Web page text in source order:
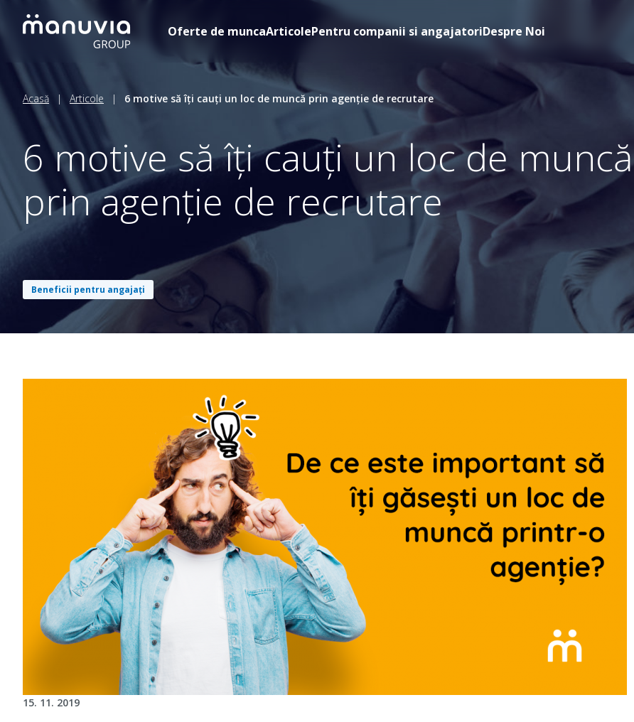
Oferte de muncaArticolePentru companii si angajatoriDespre Noi
Acasă | Articole | 6 motive să îți cauți un loc de muncă prin agenție de recrutare
6 motive să îți cauți un loc de muncă
prin agenție de recrutare
Beneficii pentru angajați
15. 11. 2019